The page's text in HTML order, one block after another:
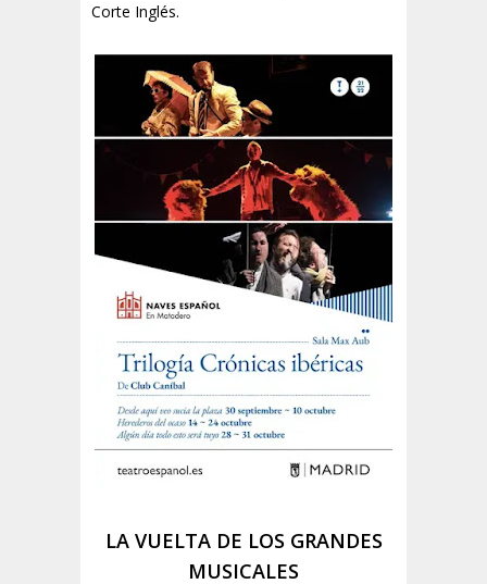
Corte Inglés.
LA VUELTA DE LOS GRANDES
MUSICALES